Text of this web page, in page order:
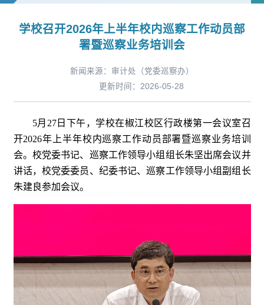
学校召开2026年上半年校内巡察工作动员部
署暨巡察业务培训会
新闻来源：审计处（党委巡察办）
更新时间：2026-05-28
5月27日下午，学校在椒江校区行政楼第一会议室召
开2026年上半年校内巡察工作动员部署暨巡察业务培训
会。校党委书记、巡察工作领导小组组长朱坚出席会议并
讲话，校党委委员、纪委书记、巡察工作领导小组副组长
朱建良参加会议。